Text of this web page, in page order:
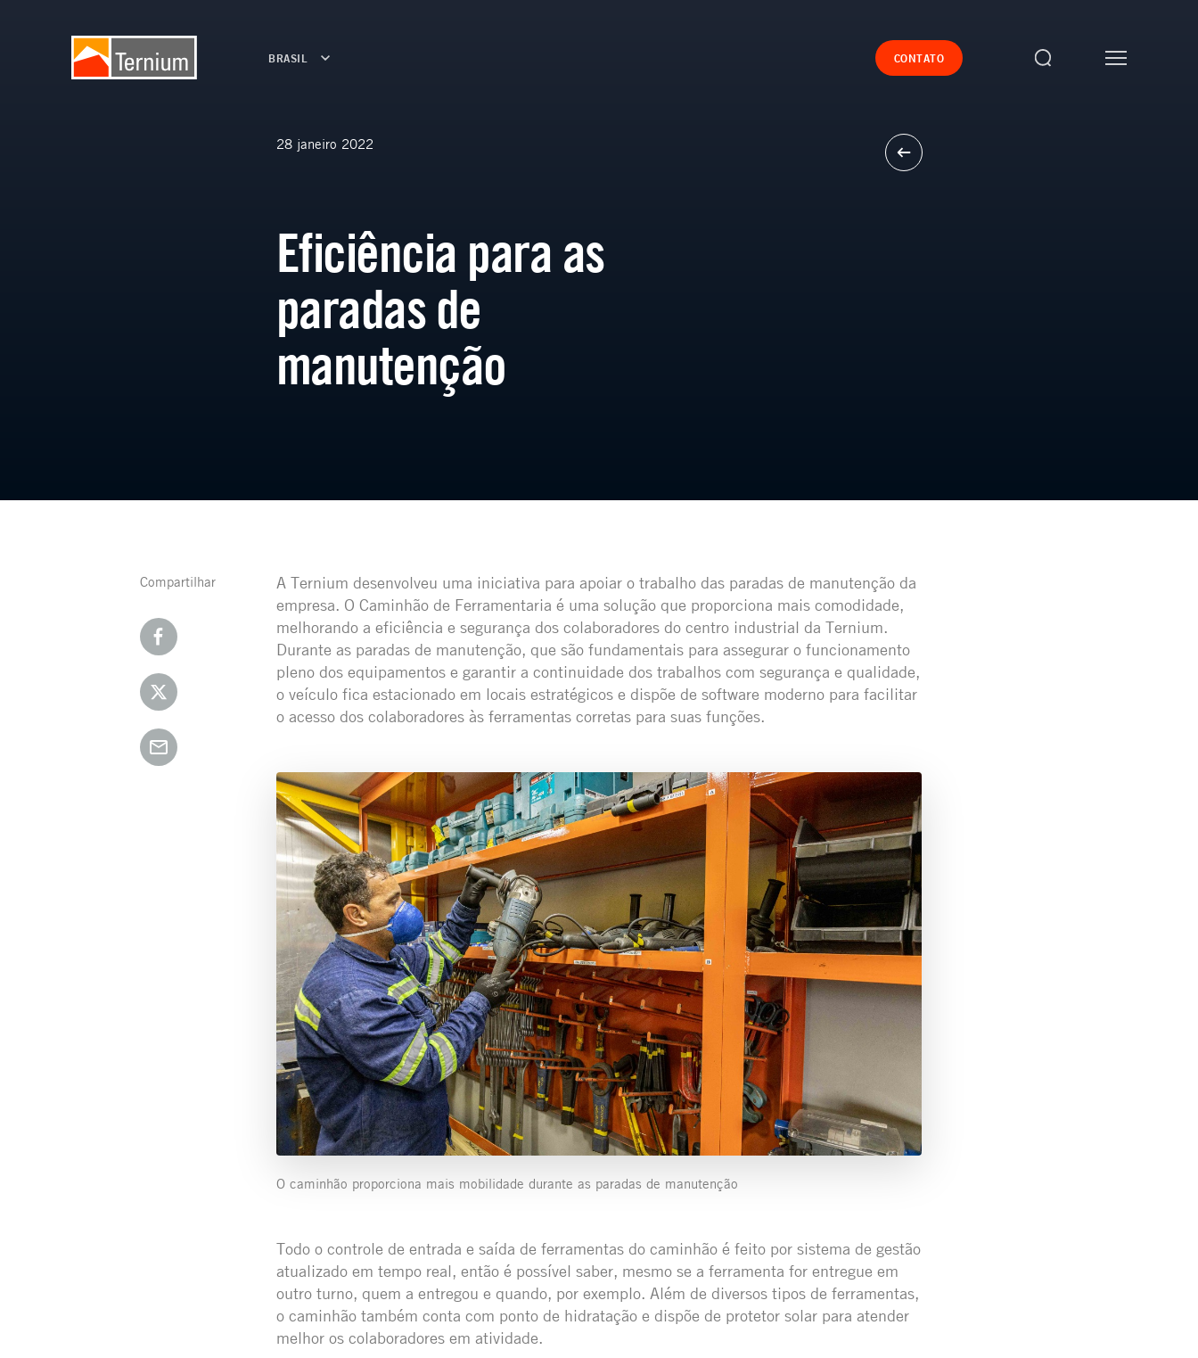
BRASIL CONTATO
28 janeiro 2022
Eficiência para as
paradas de
manutenção
Compartilhar
A Ternium desenvolveu uma iniciativa para apoiar o trabalho das paradas de manutenção da
empresa. O Caminhão de Ferramentaria é uma solução que proporciona mais comodidade,
melhorando a eficiência e segurança dos colaboradores do centro industrial da Ternium.
Durante as paradas de manutenção, que são fundamentais para assegurar o funcionamento
pleno dos equipamentos e garantir a continuidade dos trabalhos com segurança e qualidade,
o veículo fica estacionado em locais estratégicos e dispõe de software moderno para facilitar
o acesso dos colaboradores às ferramentas corretas para suas funções.
O caminhão proporciona mais mobilidade durante as paradas de manutenção
Todo o controle de entrada e saída de ferramentas do caminhão é feito por sistema de gestão
atualizado em tempo real, então é possível saber, mesmo se a ferramenta for entregue em
outro turno, quem a entregou e quando, por exemplo. Além de diversos tipos de ferramentas,
o caminhão também conta com ponto de hidratação e dispõe de protetor solar para atender
melhor os colaboradores em atividade.